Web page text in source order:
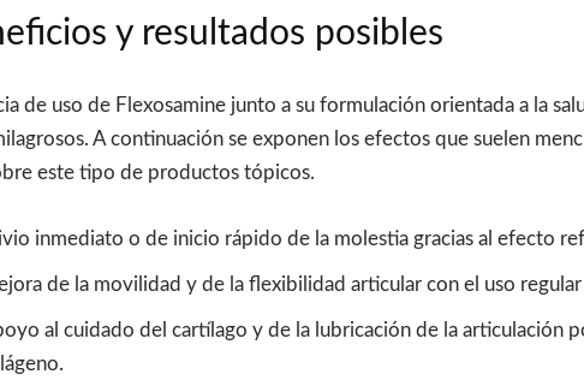
y resultados posibles
de uso de Flexosamine junto a su formulación orientada a la
A continuación se exponen los efectos que suelen
este tipo de productos tópicos.
inmediato o de inicio rápido de la molestia gracias al efecto
de la movilidad y de la flexibilidad articular con el uso regular
al cuidado del cartílago y de la lubricación de la articulación